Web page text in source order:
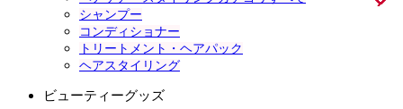
シャンプー
コンディショナー
トリートメント・ヘアパック
ヘアスタイリング
ビューティーグッズ